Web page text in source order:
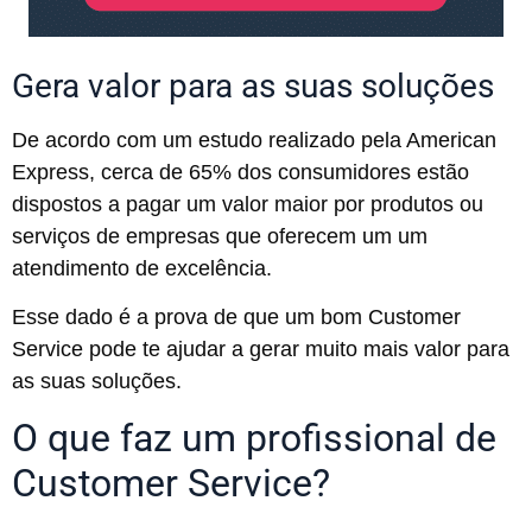
Gera valor para as suas soluções
De acordo com um estudo realizado pela American
Express, cerca de 65% dos consumidores estão
dispostos a pagar um valor maior por produtos ou
serviços de empresas que oferecem um um
atendimento de excelência.
Esse dado é a prova de que um bom Customer
Service pode te ajudar a gerar muito mais valor para
as suas soluções.
O que faz um profissional de
Customer Service?